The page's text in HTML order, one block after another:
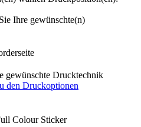
Ihre gewünschte(n)
gewünschte Drucktechnik
den Druckoptionen
Colour Sticker